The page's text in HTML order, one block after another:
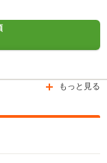
もっと見る